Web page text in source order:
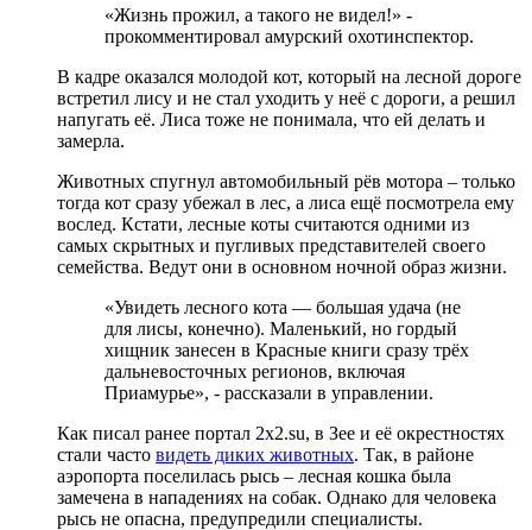
«Жизнь прожил, а такого не видел!» -
прокомментировал амурский охотинспектор.
В кадре оказался молодой кот, который на лесной дороге
встретил лису и не стал уходить у неё с дороги, а решил
напугать её. Лиса тоже не понимала, что ей делать и
замерла.
Животных спугнул автомобильный рёв мотора – только
тогда кот сразу убежал в лес, а лиса ещё посмотрела ему
вослед. Кстати, лесные коты считаются одними из
самых скрытных и пугливых представителей своего
семейства. Ведут они в основном ночной образ жизни.
«Увидеть лесного кота — большая удача (не
для лисы, конечно). Маленький, но гордый
хищник занесен в Красные книги сразу трёх
дальневосточных регионов, включая
Приамурье», - рассказали в управлении.
Как писал ранее портал 2х2.su, в Зее и её окрестностях
стали часто видеть диких животных. Так, в районе
аэропорта поселилась рысь – лесная кошка была
замечена в нападениях на собак. Однако для человека
рысь не опасна, предупредили специалисты.